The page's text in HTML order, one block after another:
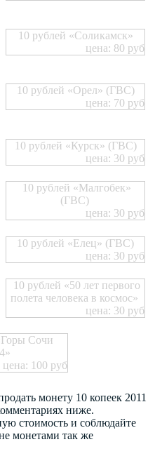
10 рублей «Соликамск»
цена: 80 руб
10 рублей «Орел» (ГВС)
цена: 70 руб
10 рублей «Курск» (ГВС)
цена: 30 руб
10 рублей «Малгобек»
(ГВС)
цена: 30 руб
10 рублей «Елец» (ГВС)
цена: 30 руб
10 рублей «50 лет первого
полета человека в космос»
цена: 30 руб
Сочи
цена: 100 руб
монету 10 копеек 2011
ниже.
стоимость и соблюдайте
монетами так же